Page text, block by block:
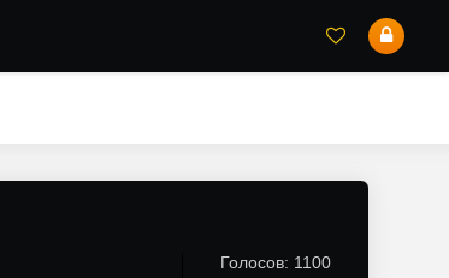
Голосов: 1100